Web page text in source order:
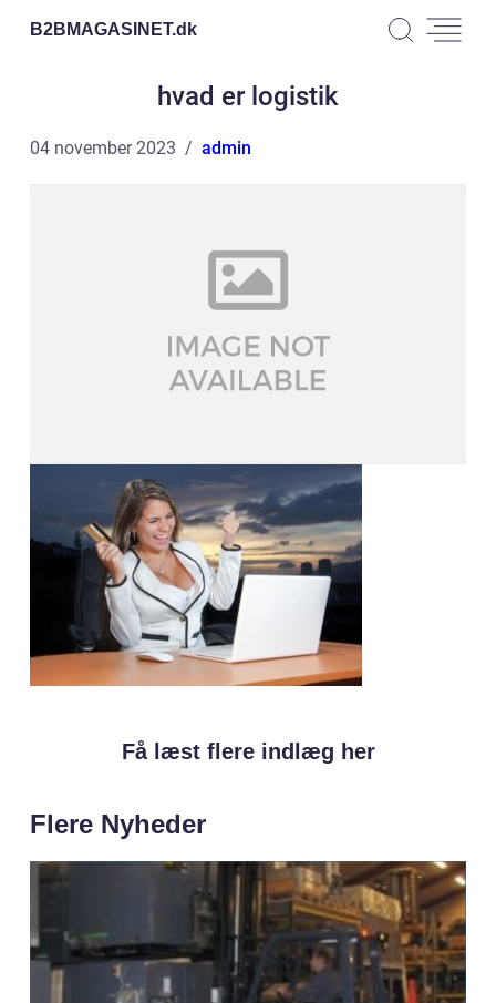
B2BMAGASINET.dk
hvad er logistik
04 november 2023 admin
Få læst flere indlæg her
Flere Nyheder